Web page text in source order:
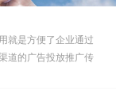
就是方便了企业通过
道的广告投放推广传